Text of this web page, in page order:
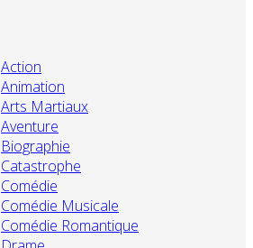
Action
Animation
Arts Martiaux
Aventure
Biographie
Catastrophe
Comédie
Comédie Musicale
Comédie Romantique